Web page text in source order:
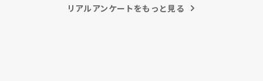
リアルアンケートをもっと見る